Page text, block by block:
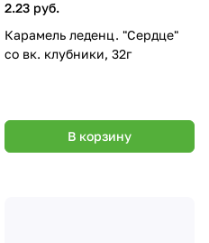
2.23 руб.
Карамель леденц. "Сердце"
со вк. клубники, 32г
В корзину